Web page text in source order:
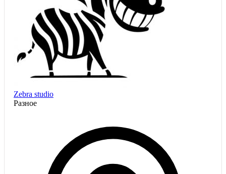
Zebra studio
Разное